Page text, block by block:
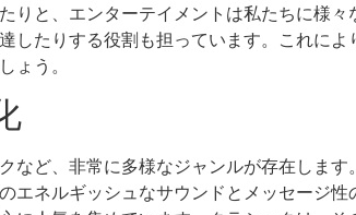
りと、エンターテイメントは私たちに様
たりする役割も担っています。これに
ょう。
など、非常に多様なジャンルが存在しま
ネルギッシュなサウンドとメッセージ